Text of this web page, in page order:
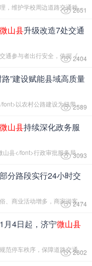
为加强学校周边交通安全管理，维护学校周边道路交通秩序，缓...
2651
微山县升级改造7处交通
为维护道路交通秩序，保障交通参与者出行安全，依据《中华人...
2404
路”建设赋能县域高质量
<font color="#f00">微山县</font>以农村公路建设为纽带，将...
2589
微山县持续深化政务服
此外，<font color="#f00">微山县</font>行政审批服务局还精...
3093
部分路段实行24小时交
春节临近，双桥公园各类民俗、商业活动增多，商家游客大量聚...
2474
月4日起，济宁微山县
为加强城区道路交通管理，规范停车秩序，保障道路交通安全、...
2602